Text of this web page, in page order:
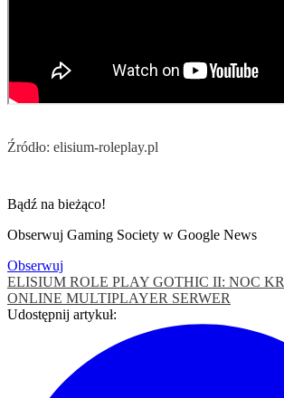
Źródło: elisium-roleplay.pl
Bądź na bieżąco!
Obserwuj Gaming Society w Google News
Obserwuj
ELISIUM ROLE PLAY GOTHIC II: NOC
ONLINE MULTIPLAYER SERWER
Udostępnij artykuł: